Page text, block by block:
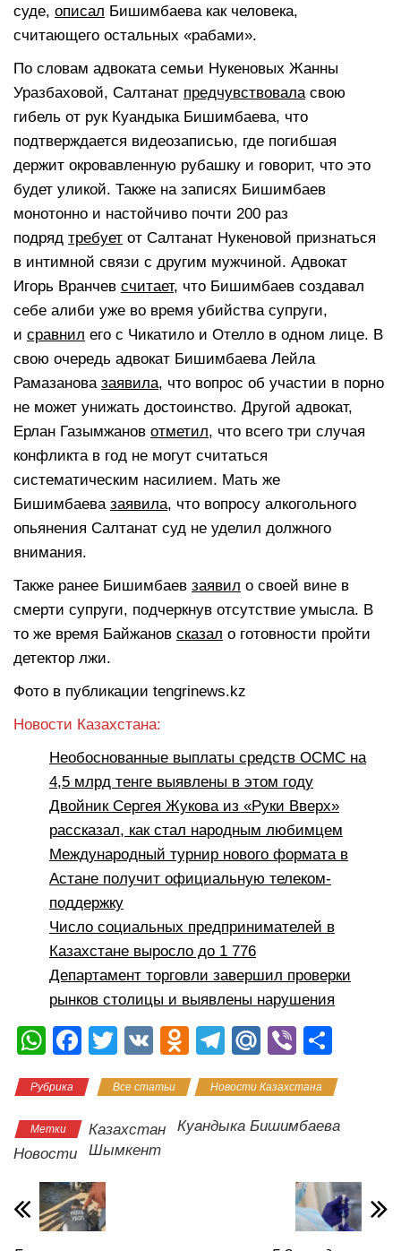
суде, описал Бишимбаева как человека,
считающего остальных «рабами».
По словам адвоката семьи Нукеновых Жанны
Уразбаховой, Салтанат предчувствовала свою
гибель от рук Куандыка Бишимбаева, что
подтверждается видеозаписью, где погибшая
держит окровавленную рубашку и говорит, что это
будет уликой. Также на записях Бишимбаев
монотонно и настойчиво почти 200 раз
подряд требует от Салтанат Нукеновой признаться
в интимной связи с другим мужчиной. Адвокат
Игорь Вранчев считает, что Бишимбаев создавал
себе алиби уже во время убийства супруги,
и сравнил его с Чикатило и Отелло в одном лице. В
свою очередь адвокат Бишимбаева Лейла
Рамазанова заявила, что вопрос об участии в порно
не может унижать достоинство. Другой адвокат,
Ерлан Газымжанов отметил, что всего три случая
конфликта в год не могут считаться
систематическим насилием. Мать же
Бишимбаева заявила, что вопросу алкогольного
опьянения Салтанат суд не уделил должного
внимания.
Также ранее Бишимбаев заявил о своей вине в
смерти супруги, подчеркнув отсутствие умысла. В
то же время Байжанов сказал о готовности пройти
детектор лжи.
Фото в публикации tengrinews.kz
Новости Казахстана:
Необоснованные выплаты средств ОСМС на
4,5 млрд тенге выявлены в этом году
Двойник Сергея Жукова из «Руки Вверх»
рассказал, как стал народным любимцем
Международный турнир нового формата в
Астане получит официальную телеком-
поддержку
Число социальных предпринимателей в
Казахстане выросло до 1 776
Департамент торговли завершил проверки
рынков столицы и выявлены нарушения
W
at
s
A
p
p
F
c
e
b
o
o
k
T
tt
er
V
O
n
o
T
e
gr
M
.R
u
Vi
er р
а
и
ть
Рубрика Все статьи Новости Казахстана
Метки Казахстан
Куандыка Бишимбаева
Новости
Шымкент